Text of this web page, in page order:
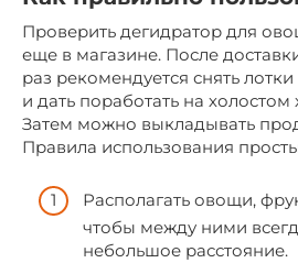
Проверить дегидратор для
еще в магазине. После
раз рекомендуется снять
и дать поработать на холостом
Затем можно выкладывать
Правила использования
Располагать овощи,
чтобы между ними
небольшое расстояние.